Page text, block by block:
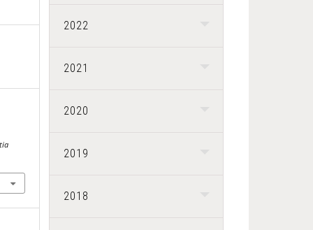
2022
2021
2020
2019
2018